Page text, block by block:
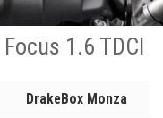
1.6 TDCI
DrakeBox Monza